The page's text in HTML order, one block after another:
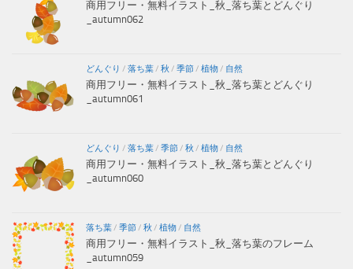
商用フリー・無料イラスト_秋_落ち葉とどんぐり
_autumn062
どんぐり / 落ち葉 / 秋 / 季節 / 植物 / 自然
商用フリー・無料イラスト_秋_落ち葉とどんぐり
_autumn061
どんぐり / 落ち葉 / 季節 / 秋 / 植物 / 自然
商用フリー・無料イラスト_秋_落ち葉とどんぐり
_autumn060
落ち葉 / 季節 / 秋 / 植物 / 自然
商用フリー・無料イラスト_秋_落ち葉のフレーム
_autumn059